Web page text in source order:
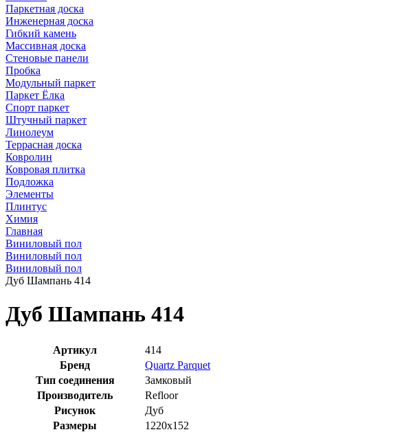
Паркетная доска
Инженерная доска
Гибкий камень
Массивная доска
Стеновые панели
Пробка
Модульный паркет
Паркет Ёлка
Спорт паркет
Штучный паркет
Линолеум
Террасная доска
Ковролин
Ковровая плитка
Подложка
Элементы
Плинтус
Химия
Главная
Виниловый пол
Виниловый пол
Виниловый пол
Дуб Шампань 414
Дуб Шампань 414
Артикул
414
Бренд
Quartz Parquet
Тип соединения
Замковый
Производитель
Refloor
Рисунок
Дуб
Размеры
1220x152